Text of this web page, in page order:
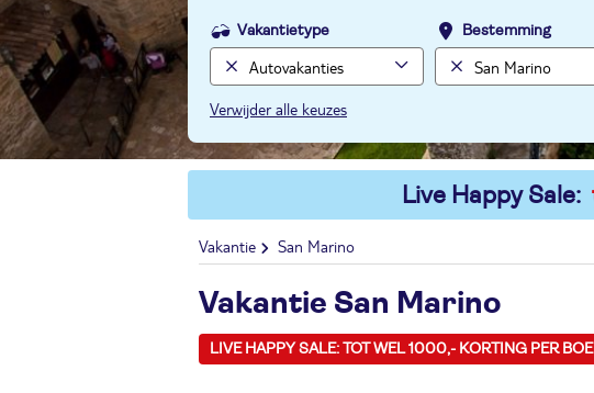
Vakantietype Bestemming
Verwijder alle keuzes
Live Happy Sale:
Vakantie San Marino
Vakantie San Marino
LIVE HAPPY SALE: TOT WEL 1000,- KORTING PER